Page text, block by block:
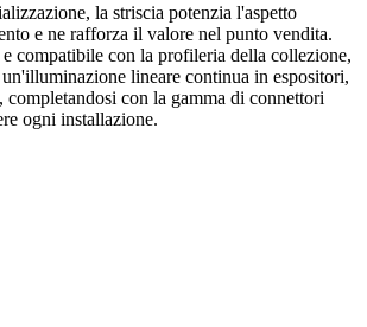
la striscia potenzia l'aspetto
e ne rafforza il valore nel punto vendita.
compatibile con la profileria della collezione,
lineare continua in espositori,
completandosi con la gamma di connettori
ogni installazione.